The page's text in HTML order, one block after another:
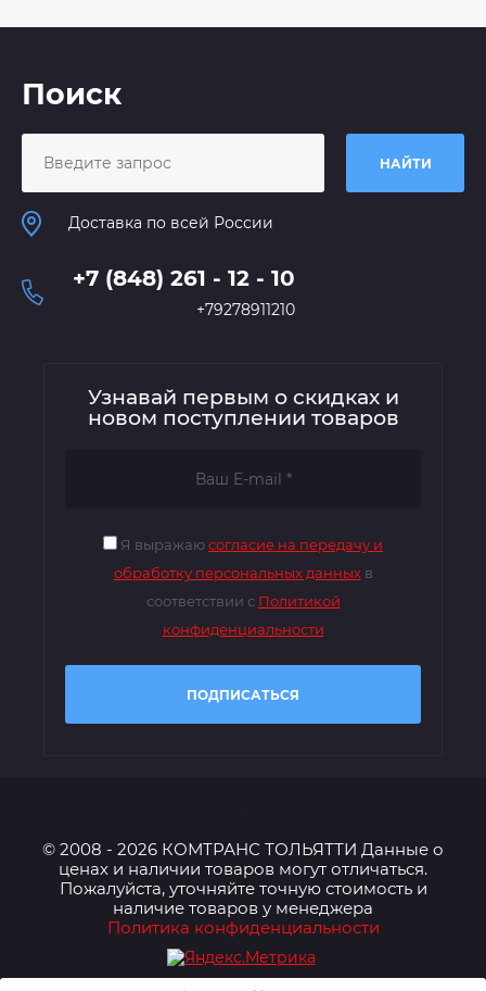
Поиск
НАЙТИ
+7 (848) 261 - 12 - 10
+79278911210
Доставка по всей России
Узнавай первым о скидках и
новом поступлении товаров
Я выражаюсогласие на передачу и
обработку персональных данныхв
соответствии с Политикой
конфиденциальности
ПОДПИСАТЬСЯ
© 2008 - 2026 КОМТРАНС ТОЛЬЯТТИ Данные о
ценах и наличии товаров могут отличаться.
Пожалуйста, уточняйте точную стоимость и
наличие товаров у менеджера
Политика конфиденциальности